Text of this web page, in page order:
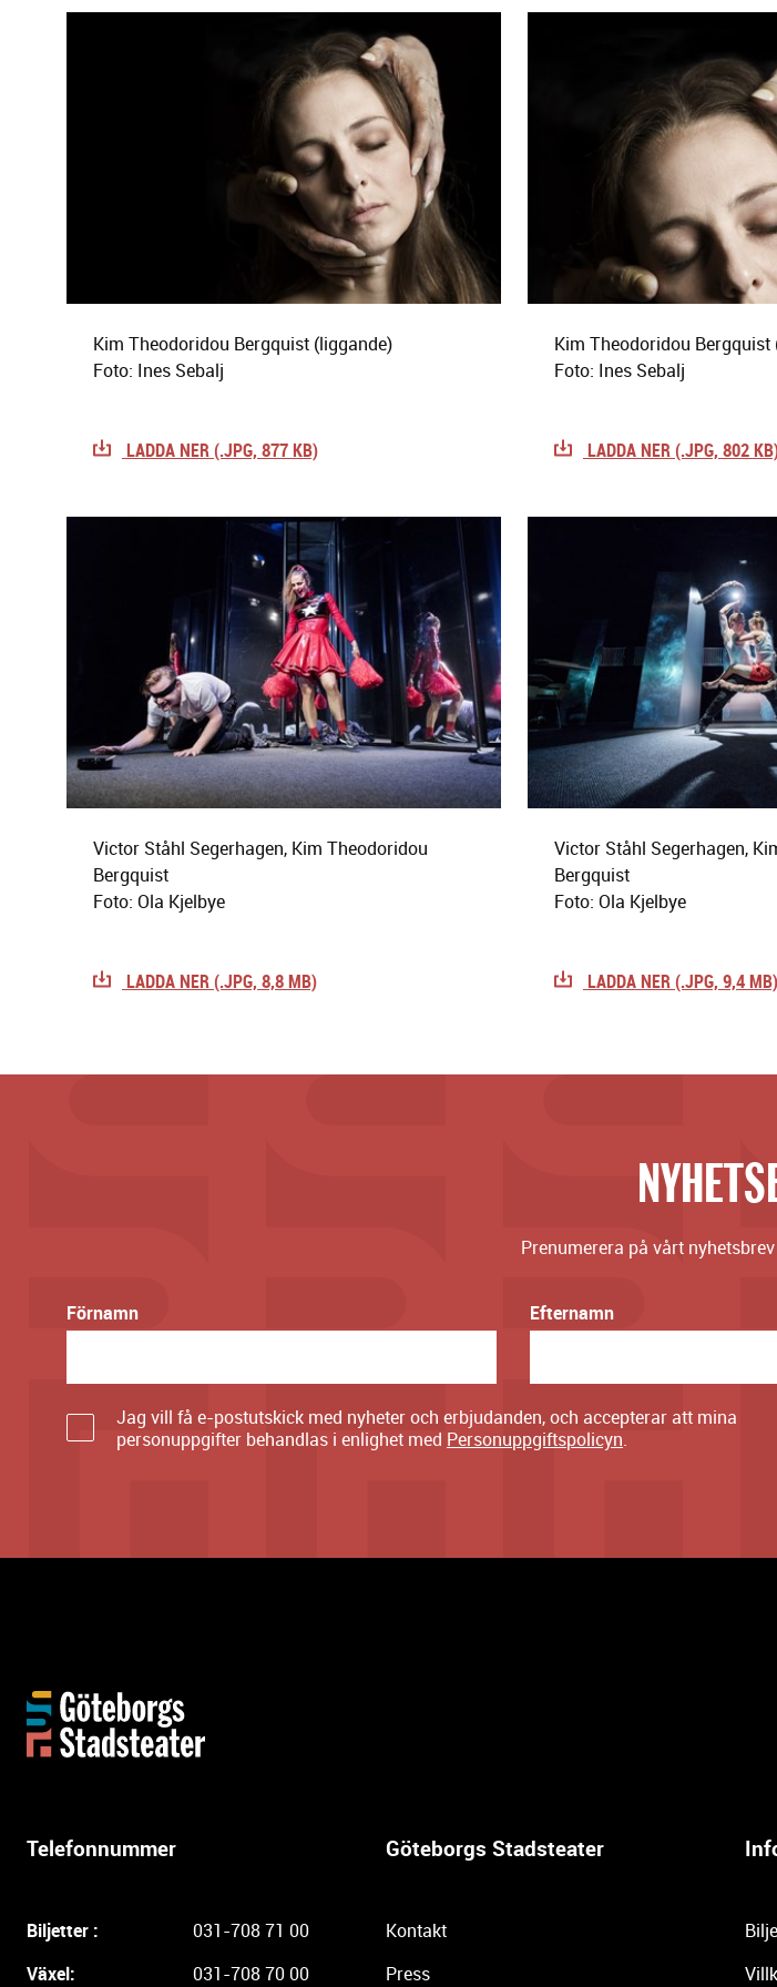
e
r
i
n
g
Kim Theodoridou Bergquist (liggande)
Foto: Ines Sebalj
LADDA NER (.JPG, 877 KB)
Kim Theodoridou Bergquist
Foto: Ines Sebalj
LADDA NER (.JPG, 802
Victor Ståhl Segerhagen, Kim Theodoridou
Bergquist
Foto: Ola Kjelbye
LADDA NER (.JPG, 8,8 MB)
Victor Ståhl Segerhagen,
Bergquist
Foto: Ola Kjelbye
LADDA NER (.JPG, 9,4 MB)
Prenumerera på vårt
Förnamn Efternamn
Jag vill få e-postutskick med nyheter och erbjudanden, och accepterar att mina
personuppgifter behandlas i enlighet med Personuppgiftspolicyn.
Telefonnummer
Biljetter :
031-708 71 00
Växel:
031-708 70 00
Göteborgs Stadsteater
Kontakt
Press